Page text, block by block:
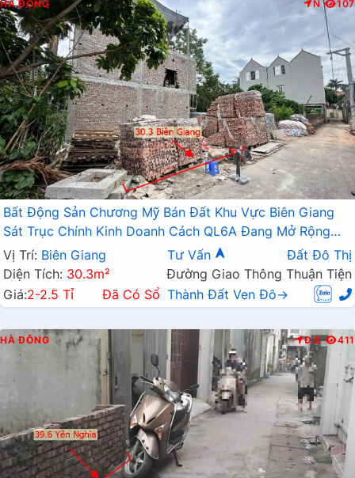
HÀ ĐÔNG N 107
Bất Động Sản Chương Mỹ Bán Đất Khu Vực Biên Giang
Sát Trục Chính Kinh Doanh Cách QL6A Đang Mở Rộng
Chỉ Vài Trăm Mét
Vị Trí: Biên Giang Tư Vấn
Đất Đô Thị
Diện Tích: 30.3m²
Đường Giao Thông Thuận Tiện
Giá:2-2.5 Tỉ Đã Có Sổ Thành Đất Ven Đô→
HÀ ĐÔNG Đ.B 411